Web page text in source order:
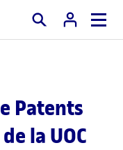
Cercar
Patents
la UOC